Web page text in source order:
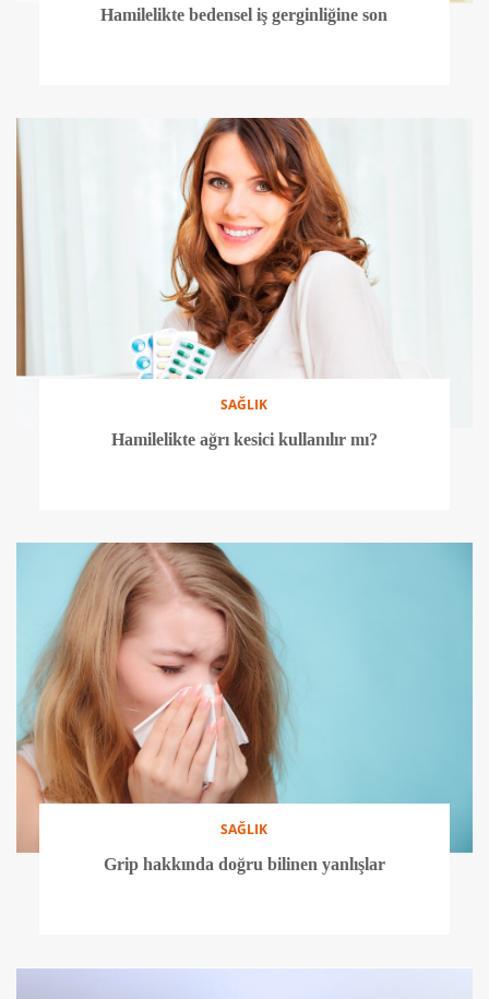
Hamilelikte bedensel iş gerginliğine son
SAĞLIK
Hamilelikte ağrı kesici kullanılır mı?
SAĞLIK
Grip hakkında doğru bilinen yanlışlar